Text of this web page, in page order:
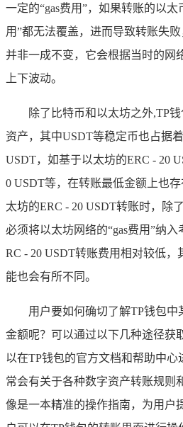
一定的“gas费用”，如果转账的以太
用”都无法覆盖，进而导致转账失
并非一成不变，它会根据当时的网
上下波动。
除了比特币和以太坊之外,TP
资产，其中USDT等稳定币也占据
USDT，如基于以太坊的ERC - 20
0 USDT等，在转账最低金额上也
太坊的ERC - 20 USDT转账时，除
必须将以太坊网络的“gas费用”纳
RC - 20 USDT转账费用相对较低
能也会有所不同。
用户要如何确切了解TP钱包
金额呢？可以通过以下几种途径获
以在TP钱包的官方文档和帮助中
常会有关于各种数字资产转账规则
像是一本精准的操作指南，为用户